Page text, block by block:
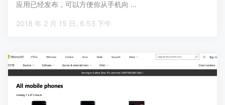
应用已经发布，可以方便你从手机向 …
2018 年 2 月 15 日, 6:53 下午